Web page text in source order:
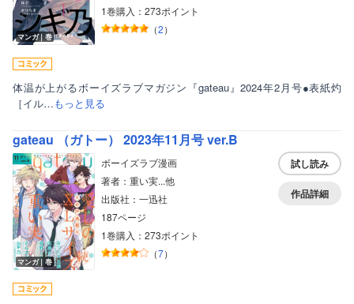
マンガ｜巻
1巻購入：273ポイント
（2）
体温が上がるボーイズラブマガジン『gateau』2024年2月号●表紙灼
［イル…もっと見る
gateau （ガトー） 2023年11月号 ver.B
マンガ｜巻
ボーイズラブ漫画
著者：重い実...他
出版社：一迅社
187ページ
1巻購入：273ポイント
（7）
試し読み
作品詳細